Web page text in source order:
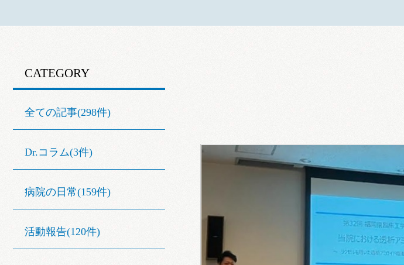
CATEGORY
全ての記事(298件)
Dr.コラム(3件)
病院の日常(159件)
活動報告(120件)